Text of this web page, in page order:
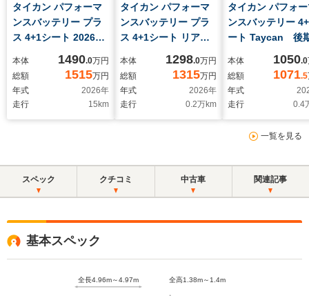
タイカン パフォーマ
ンスバッテリー プラ
ス 4+1シート 2026年
承 スポーツクロノ
PKG HDマトリック
スLEDヘッドライト
本体 1490.0万円
総額
1515万円
年式
2026年
走行
15 km
タイカン パフォーマ
ンスバッテリー プラ
ス 4+1シート リアア
固定式パノラマルー
フ シートヒーター
シートベンチレーショ
ウンド
本体 1298.0万円
総額
1315万円
年式
2026年
走行
0.2万km
タイカン パフォ
ンスバッテリー
ート Taycan 後
スポーツクロノパ
ージ コンフォー
ート シートベン
ライバシーガラス
本体 1050.0
総額
1071.5
年式
走行
0.4
一覧を見る
スペック クチコミ 中古車 関連記事
基本スペック
全長4.96m～4.97m 全高1.38m～1.4m